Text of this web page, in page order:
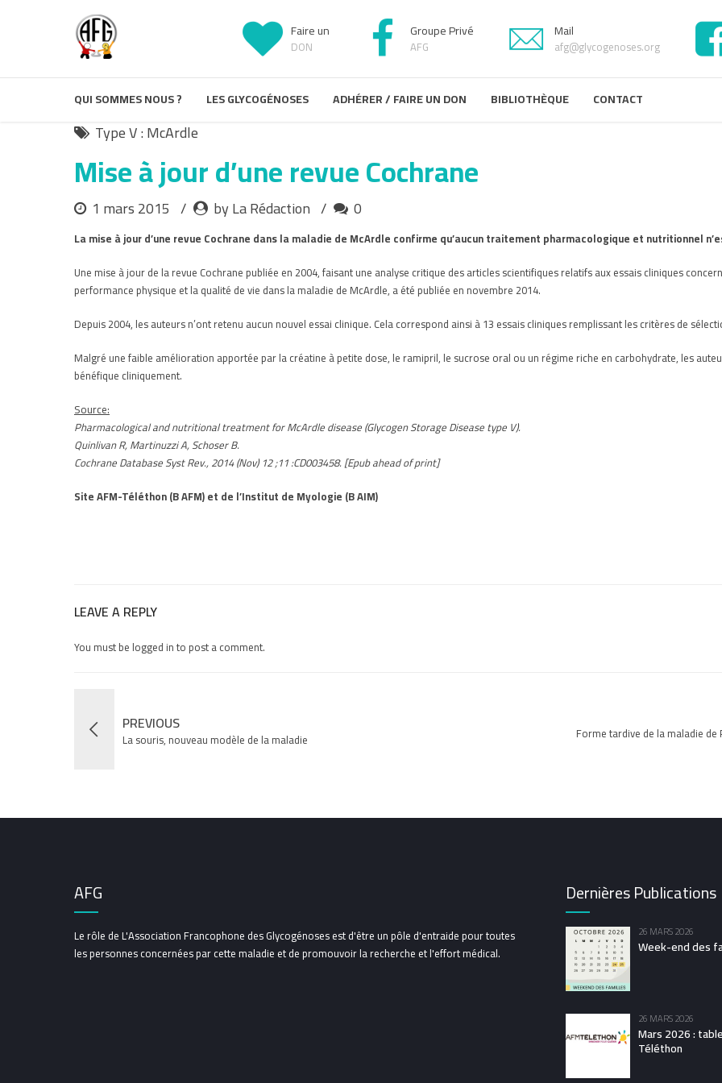
Faire un
DON
Groupe Privé
AFG
Mail
afg@glycogenoses.org
QUI SOMMES NOUS ? LES GLYCOGÉNOSES ADHÉRER / FAIRE UN DON BIBLIOTHÈQUE CONTACT
Type V : McArdle
Mise à jour d’une revue Cochrane
1 mars 2015 by La Rédaction 0
La mise à jour d’une revue Cochrane dans la maladie de McArdle confirme qu’aucun traitement pharmacologique et nutritionnel
Une mise à jour de la revue Cochrane publiée en 2004, faisant une analyse critique des articles scientifiques relatifs aux essais cliniques
performance physique et la qualité de vie dans la maladie de McArdle, a été publiée en novembre 2014.
Depuis 2004, les auteurs n’ont retenu aucun nouvel essai clinique. Cela correspond ainsi à 13 essais cliniques remplissant les critères de
Malgré une faible amélioration apportée par la créatine à petite dose, le ramipril, le sucrose oral ou un régime riche en carbohydrate, les
bénéfique cliniquement.
Source:
Pharmacological and nutritional treatment for McArdle disease (Glycogen Storage Disease type V).
Quinlivan R, Martinuzzi A, Schoser B.
Cochrane Database Syst Rev., 2014 (Nov) 12 ;11 :CD003458. [Epub ahead of print]
Site AFM-Téléthon (B AFM) et de l’Institut de Myologie (B AIM)
LEAVE A REPLY
You must be logged into post a comment.
PREVIOUS
La souris, nouveau modèle de la maladie Forme tardive de la maladie
AFG
Le rôle de L'Association Francophone des Glycogénoses est d'être un pôle d'entraide pour toutes
les personnes concernées par cette maladie et de promouvoir la recherche et l'effort médical.
Dernières Publications
26 MARS 2026
Week-end des
26 MARS 2026
Mars 2026 :
Téléthon